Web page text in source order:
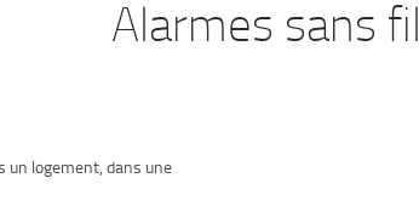
Alarmes sans fil
un logement, dans une